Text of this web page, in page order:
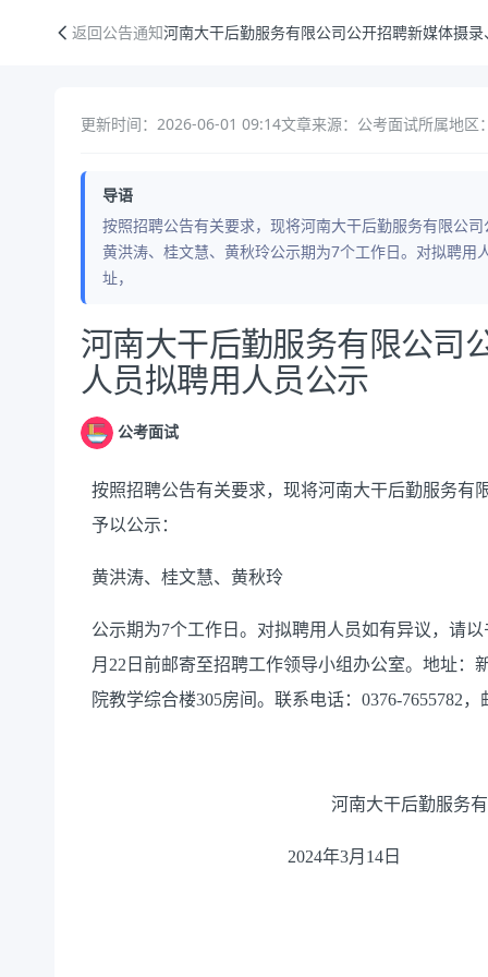
返回公告通知河南大干后勤服务有限公司公开招聘新媒体摄
更新时间：2026-06-01 09:14文章来源：公考面试所属地区
导语
按照招聘公告有关要求，现将河南大干后勤服务有限公
黄洪涛、桂文慧、黄秋玲公示期为7个工作日。对拟聘
址，
公告正文
河南大干后勤服务有限公司
人员拟聘用人员公示
公考面试
按照招聘公告有关要求，现将河南大干后勤服务有
予以公示：
黄洪涛、 桂文慧、 黄秋玲
公示期为7个工作日。对拟聘用人员如有异议，请
月22日前邮寄至招聘工作领导小组办公室。地址
院教学综合楼305房间。联系电话：0376-7655782
河南大干后勤服务
2024年3月14日